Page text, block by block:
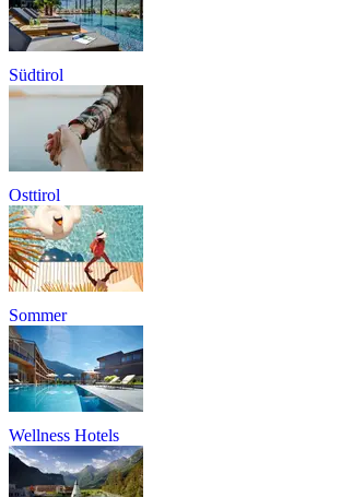
Südtirol
Osttirol
Sommer
Wellness Hotels